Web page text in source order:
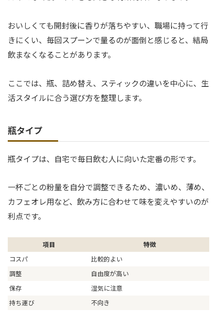
おいしくても開封後に香りが落ちやすい、職場に持って行
きにくい、毎回スプーンで量るのが面倒と感じると、結局
飲まなくなることがあります。
ここでは、瓶、詰め替え、スティックの違いを中心に、生
活スタイルに合う選び方を整理します。
瓶タイプ
瓶タイプは、自宅で毎日飲む人に向いた定番の形です。
一杯ごとの粉量を自分で調整できるため、濃いめ、薄め、
カフェオレ用など、飲み方に合わせて味を変えやすいのが
利点です。
項目
特徴
コスパ
比較的よい
調整
自由度が高い
保存
湿気に注意
持ち運び
不向き